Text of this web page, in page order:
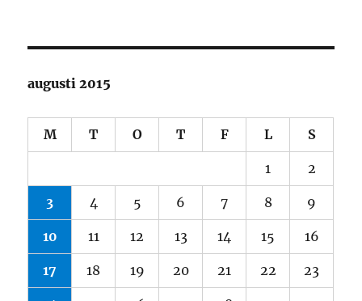
augusti 2015
M T O T F L S
1 2
3 4 5 6 7 8 9
10 11 12 13 14 15 16
17 18 19 20 21 22 23